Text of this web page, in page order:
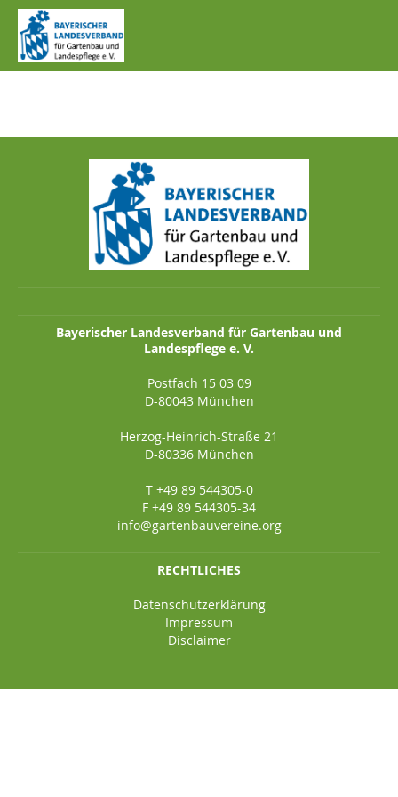
IMG_0278.JPG
Bayerischer Landesverband für Gartenbau und
Landespflege e. V.
Postfach 15 03 09
D-80043 München
Herzog-Heinrich-Straße 21
D-80336 München
T +49 89 544305-0
F +49 89 544305-34
info@gartenbauvereine.org
RECHTLICHES
Datenschutzerklärung
Impressum
Disclaimer